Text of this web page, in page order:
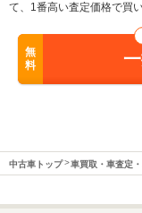
て、1番高い査定価格で買
無
料
中古車トップ 車買取・車査定